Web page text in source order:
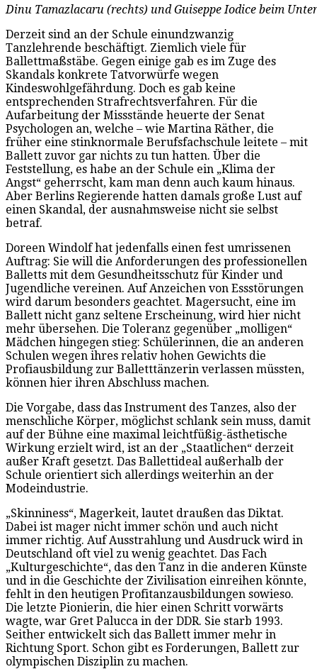
Dinu Tamazlacaru (rechts) und Guiseppe Iodice beim
Derzeit sind an der Schule einundzwanzig
Tanzlehrende beschäftigt. Ziemlich viele für
Ballettmaßstäbe. Gegen einige gab es im Zuge des
Skandals konkrete Tatvorwürfe wegen
Kindeswohlgefährdung. Doch es gab keine
entsprechenden Strafrechtsverfahren. Für die
Aufarbeitung der Missstände heuerte der Senat
Psychologen an, welche – wie Martina Räther, die
früher eine stinknormale Berufsfachschule leitete – mit
Ballett zuvor gar nichts zu tun hatten. Über die
Feststellung, es habe an der Schule ein „Klima der
Angst“ geherrscht, kam man denn auch kaum hinaus.
Aber Berlins Regierende hatten damals große Lust auf
einen Skandal, der ausnahmsweise nicht sie selbst
betraf.
Doreen Windolf hat jedenfalls einen fest umrissenen
Auftrag: Sie will die Anforderungen des professionellen
Balletts mit dem Gesundheitsschutz für Kinder und
Jugendliche vereinen. Auf Anzeichen von Essstörungen
wird darum besonders geachtet. Magersucht, eine im
Ballett nicht ganz seltene Erscheinung, wird hier nicht
mehr übersehen. Die Toleranz gegenüber „molligen“
Mädchen hingegen stieg: Schülerinnen, die an anderen
Schulen wegen ihres relativ hohen Gewichts die
Profiausbildung zur Balletttänzerin verlassen müssten,
können hier ihren Abschluss machen.
Die Vorgabe, dass das Instrument des Tanzes, also der
menschliche Körper, möglichst schlank sein muss, damit
auf der Bühne eine maximal leichtfüßig-ästhetische
Wirkung erzielt wird, ist an der „Staatlichen“ derzeit
außer Kraft gesetzt. Das Ballettideal außerhalb der
Schule orientiert sich allerdings weiterhin an der
Modeindustrie.
„Skinniness“, Magerkeit, lautet draußen das Diktat.
Dabei ist mager nicht immer schön und auch nicht
immer richtig. Auf Ausstrahlung und Ausdruck wird in
Deutschland oft viel zu wenig geachtet. Das Fach
„Kulturgeschichte“, das den Tanz in die anderen Künste
und in die Geschichte der Zivilisation einreihen könnte,
fehlt in den heutigen Profitanzausbildungen sowieso.
Die letzte Pionierin, die hier einen Schritt vorwärts
wagte, war Gret Palucca in der DDR. Sie starb 1993.
Seither entwickelt sich das Ballett immer mehr in
Richtung Sport. Schon gibt es Forderungen, Ballett zur
olympischen Disziplin zu machen.